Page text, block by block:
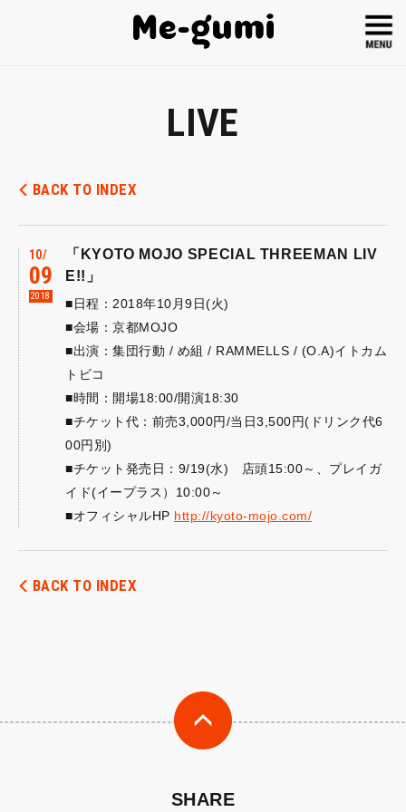
LIVE
BACK TO INDEX
10
09
2018
「KYOTO MOJO SPECIAL THREEMAN LIV
E!!」
■日程：2018年10月9日(火)
■会場：京都MOJO
■出演：集団行動 / め組 / RAMMELLS / (O.A)イトカム
トビコ
■時間：開場18:00/開演18:30
■チケット代：前売3,000円/当日3,500円(ドリンク代6
00円別)
■チケット発売日：9/19(水) 店頭15:00～、プレイガ
イド(イープラス）10:00～
■オフィシャルHP http://kyoto-mojo.com/
BACK TO INDEX
SHARE